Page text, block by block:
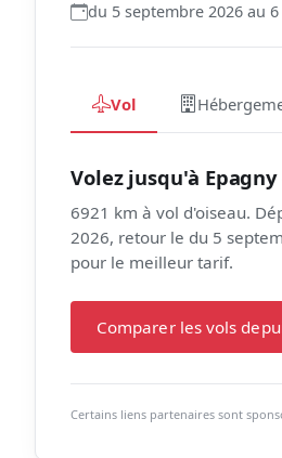
du 5 septembre 2026 au
Vol
Volez jusqu'à
6921 km à vol d'oiseau.
2026, retour le du 5
pour le meilleur tarif.
Comparer les vols
Certains liens partenaires sont